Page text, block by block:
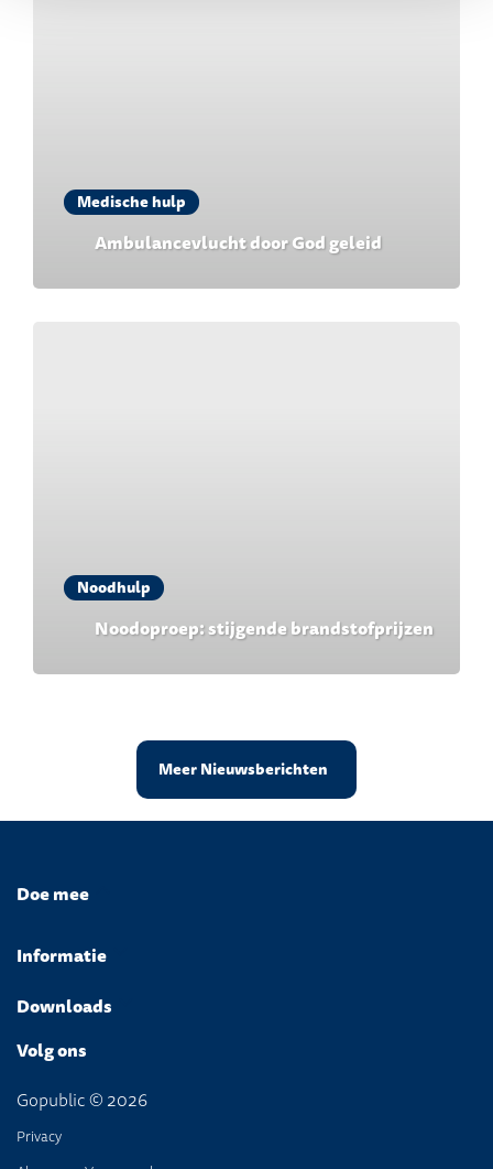
Medische hulp
Ambulancevlucht door God geleid
Noodhulp
Noodoproep: stijgende brandstofprijzen
Meer Nieuwsberichten
Doe mee
Informatie
Downloads
Volg ons
Gopublic © 2026
Privacy